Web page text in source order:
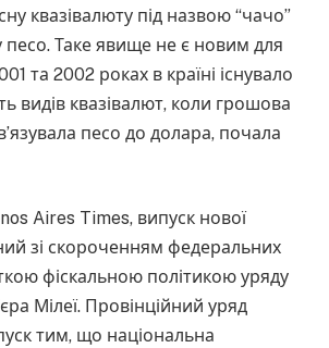
квазівалюту під назвою “чачо”
песо. Таке явище не є новим для
та 2002 роках в країні існувало
видів квазівалют, коли грошова
песо до долара, почала
Aires Times, випуск нової
зі скороченням федеральних
фіскальною політикою уряду
Мілеї. Провінційний уряд
тим, що національна